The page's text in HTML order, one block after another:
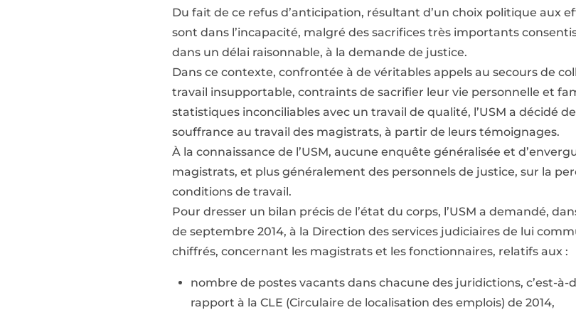
Du fait de ce refus d’anticipation, résultant d’un choix politique aux
sont dans l’incapacité, malgré des sacrifices très importants
dans un délai raisonnable, à la demande de justice.
Dans ce contexte, confrontée à de véritables appels au secours de
travail insupportable, contraints de sacrifier leur vie personnelle et
statistiques inconciliables avec un travail de qualité, l’USM a décidé
souffrance au travail des magistrats, à partir de leurs témoignages.
À la connaissance de l’USM, aucune enquête généralisée et
magistrats, et plus généralement des personnels de justice, sur la
conditions de travail.
Pour dresser un bilan précis de l’état du corps, l’USM a demandé,
de septembre 2014, à la Direction des services judiciaires de lui
chiffrés, concernant les magistrats et les fonctionnaires, relatifs aux :
nombre de postes vacants dans chacune des juridictions, c’est-
rapport à la CLE (Circulaire de localisation des emplois) de 2014,